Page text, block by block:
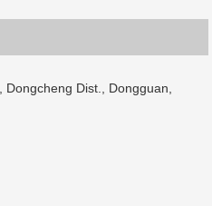
Dist., Dongguan,